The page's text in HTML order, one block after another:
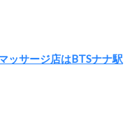
ッサージ店はBTSナナ駅